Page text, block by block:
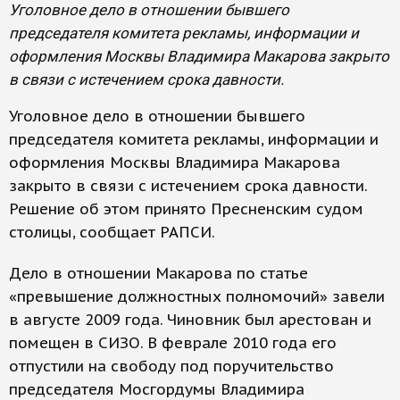
Уголовное дело в отношении бывшего
председателя комитета рекламы, информации и
оформления Москвы Владимира Макарова закрыто
в связи с истечением срока давности.
Уголовное дело в отношении бывшего
председателя комитета рекламы, информации и
оформления Москвы Владимира Макарова
закрыто в связи с истечением срока давности.
Решение об этом принято Пресненским судом
столицы, сообщает РАПСИ.
Дело в отношении Макарова по статье
«превышение должностных полномочий» завели
в августе 2009 года. Чиновник был арестован и
помещен в СИЗО. В феврале 2010 года его
отпустили на свободу под поручительство
председателя Мосгордумы Владимира